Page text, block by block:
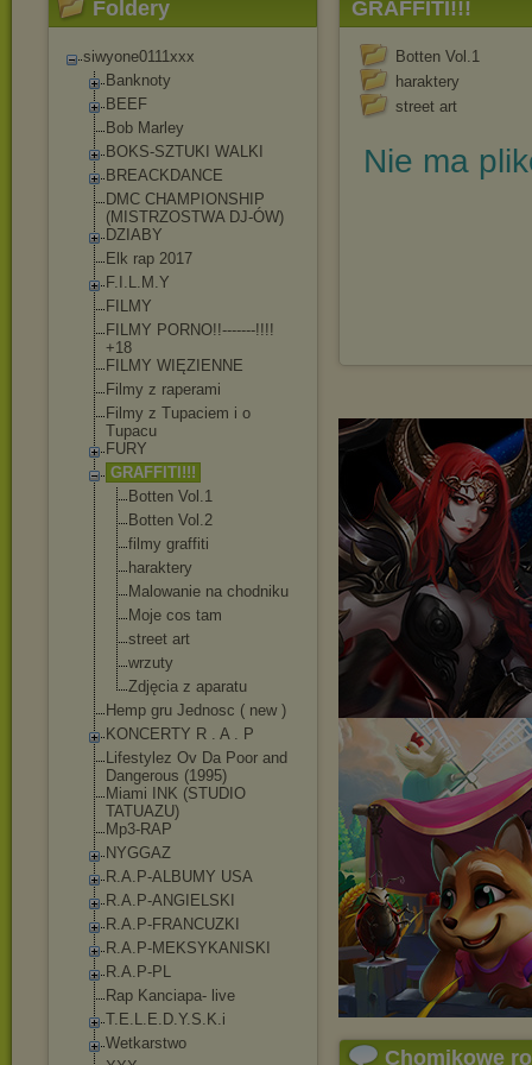
Foldery
siwyone0111xxx
Banknoty
BEEF
Bob Marley
BOKS-SZTUKI WALKI
BREACKDANCE
DMC CHAMPIONSHIP
(MISTRZOSTWA DJ-ÓW)
DZIABY
Elk rap 2017
F.I.L.M.Y
FILMY
FILMY PORNO!!-------!!!!
+18
FILMY WIĘZIENNE
Filmy z raperami
Filmy z Tupaciem i o
Tupacu
FURY
GRAFFITI!!!
Botten Vol.1
Botten Vol.2
filmy graffiti
haraktery
Malowanie na chodniku
Moje cos tam
street art
wrzuty
Zdjęcia z aparatu
Hemp gru Jednosc ( new )
KONCERTY R . A . P
Lifestylez Ov Da Poor and
Dangerous (1995)
Miami INK (STUDIO
TATUAZU)
Mp3-RAP
NYGGAZ
R.A.P-ALBUMY USA
R.A.P-ANGIELSKI
R.A.P-FRANCUZKI
R.A.P-MEKSYKANISK
R.A.P-PL
Rap Kanciapa- live
T.E.L.E.D.Y.S.K.i
Wetkarstwo
GRAFFITI!!!
Botten Vol.1
haraktery
street art
Nie ma
Chomikowe